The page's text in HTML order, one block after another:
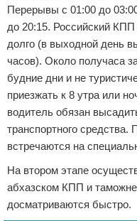
Перерывы с 01:00 до
до 20:15. Российский
долго (в выходной день
часов). Около получаса
будние дни и не
приезжать к 8 утра или
водитель обязан
транспортного
встречаются на
На втором этапе
абхазском КПП и
досматриваются быстро.